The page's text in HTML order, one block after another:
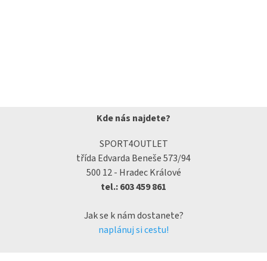
Kde nás najdete?
SPORT4OUTLET
třída Edvarda Beneše 573/94
500 12 - Hradec Králové
tel.: 603 459 861
Jak se k nám dostanete?
naplánuj si cestu!